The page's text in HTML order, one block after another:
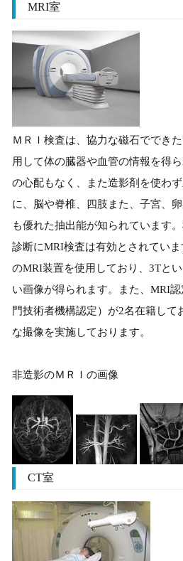
MRI室
ＭＲＩ検査は、協力な磁石ででき
用して体の臓器や血管の情報を得
の心配もなく、また造影剤を使わ
に、脳や脊椎、四肢また、子宮、
も優れた抽出能が知られています
診断にMRI検査は有効とされていま
のMRI装置を使用しており、3Tと
い画像が得られます。また、MRI
門技術者機構認定）が2名在籍して
な撮像を実施しております。
非造影のＭＲＩの画像
CT室